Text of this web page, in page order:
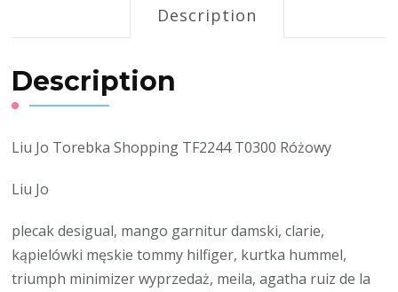
Description
Description
Liu Jo Torebka Shopping TF2244 T0300 Różowy
Liu Jo
plecak desigual, mango garnitur damski, clarie,
kąpielówki męskie tommy hilfiger, kurtka hummel,
triumph minimizer wyprzedaż, meila, agatha ruiz de la